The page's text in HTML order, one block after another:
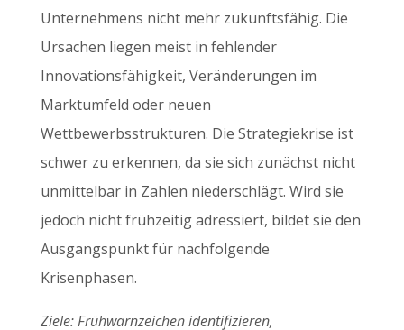
Unternehmens nicht mehr zukunftsfähig. Die
Ursachen liegen meist in fehlender
Innovationsfähigkeit, Veränderungen im
Marktumfeld oder neuen
Wettbewerbsstrukturen. Die Strategiekrise ist
schwer zu erkennen, da sie sich zunächst nicht
unmittelbar in Zahlen niederschlägt. Wird sie
jedoch nicht frühzeitig adressiert, bildet sie den
Ausgangspunkt für nachfolgende
Krisenphasen.
Ziele: Frühwarnzeichen identifizieren,